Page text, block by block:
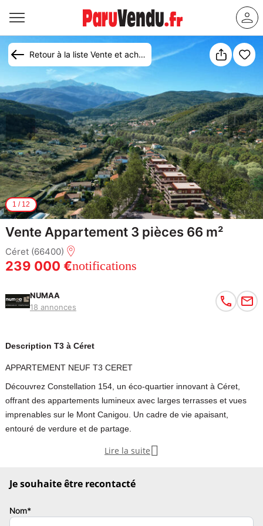
Retour à la liste Vente et achat appartement Céret
1 / 12
Vente Appartement 3 pièces 66 m²
Céret (66400)
239 000 €notifications
NUMAA
18 annonces
Description T3 à Céret
APPARTEMENT NEUF T3 CERET
Découvrez Constellation 154, un éco-quartier innovant à Céret,
offrant des appartements lumineux avec larges terrasses et vues
imprenables sur le Mont Canigou. Un cadre de vie apaisant,
entouré de verdure et de partage.
Méditerranée et Espagne.
transformation et de la renaissance du site de l’ancienne gare de
Lire la suite 
Je souhaite être recontacté
Nom*